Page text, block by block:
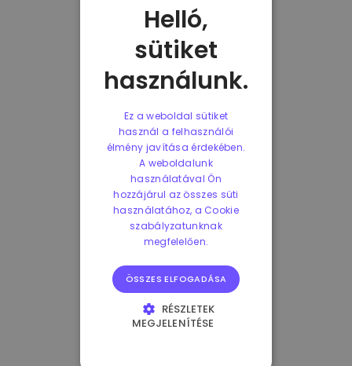
Helló,
sütiket
használunk.
Ez a weboldal sütiket
használ a felhasználói
élmény javítása érdekében.
A weboldalunk
használatával Ön
hozzájárul az összes süti
használatához, a Cookie
szabályzatunknak
megfelelően.
ÖSSZES ELFOGADÁSA
RÉSZLETEK
MEGJELENÍTÉSE